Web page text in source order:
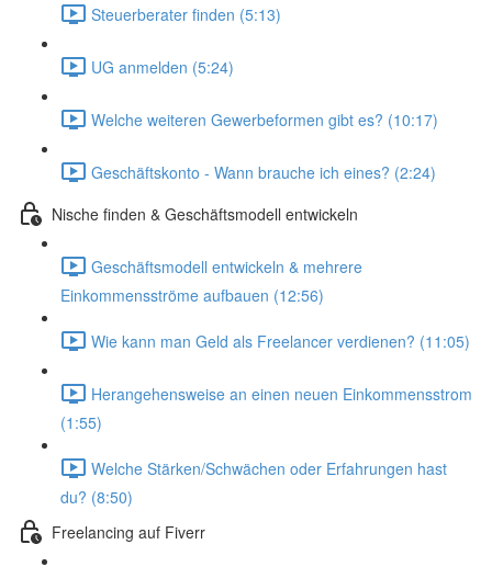
Steuerberater finden (5:13)
UG anmelden (5:24)
Welche weiteren Gewerbeformen gibt es? (10:17)
Geschäftskonto - Wann brauche ich eines? (2:24)
Nische finden & Geschäftsmodell entwickeln
Geschäftsmodell entwickeln & mehrere
Einkommensströme aufbauen (12:56)
Wie kann man Geld als Freelancer verdienen? (11:05)
Herangehensweise an einen neuen Einkommensstrom
(1:55)
Welche Stärken/Schwächen oder Erfahrungen hast
du? (8:50)
Freelancing auf Fiverr